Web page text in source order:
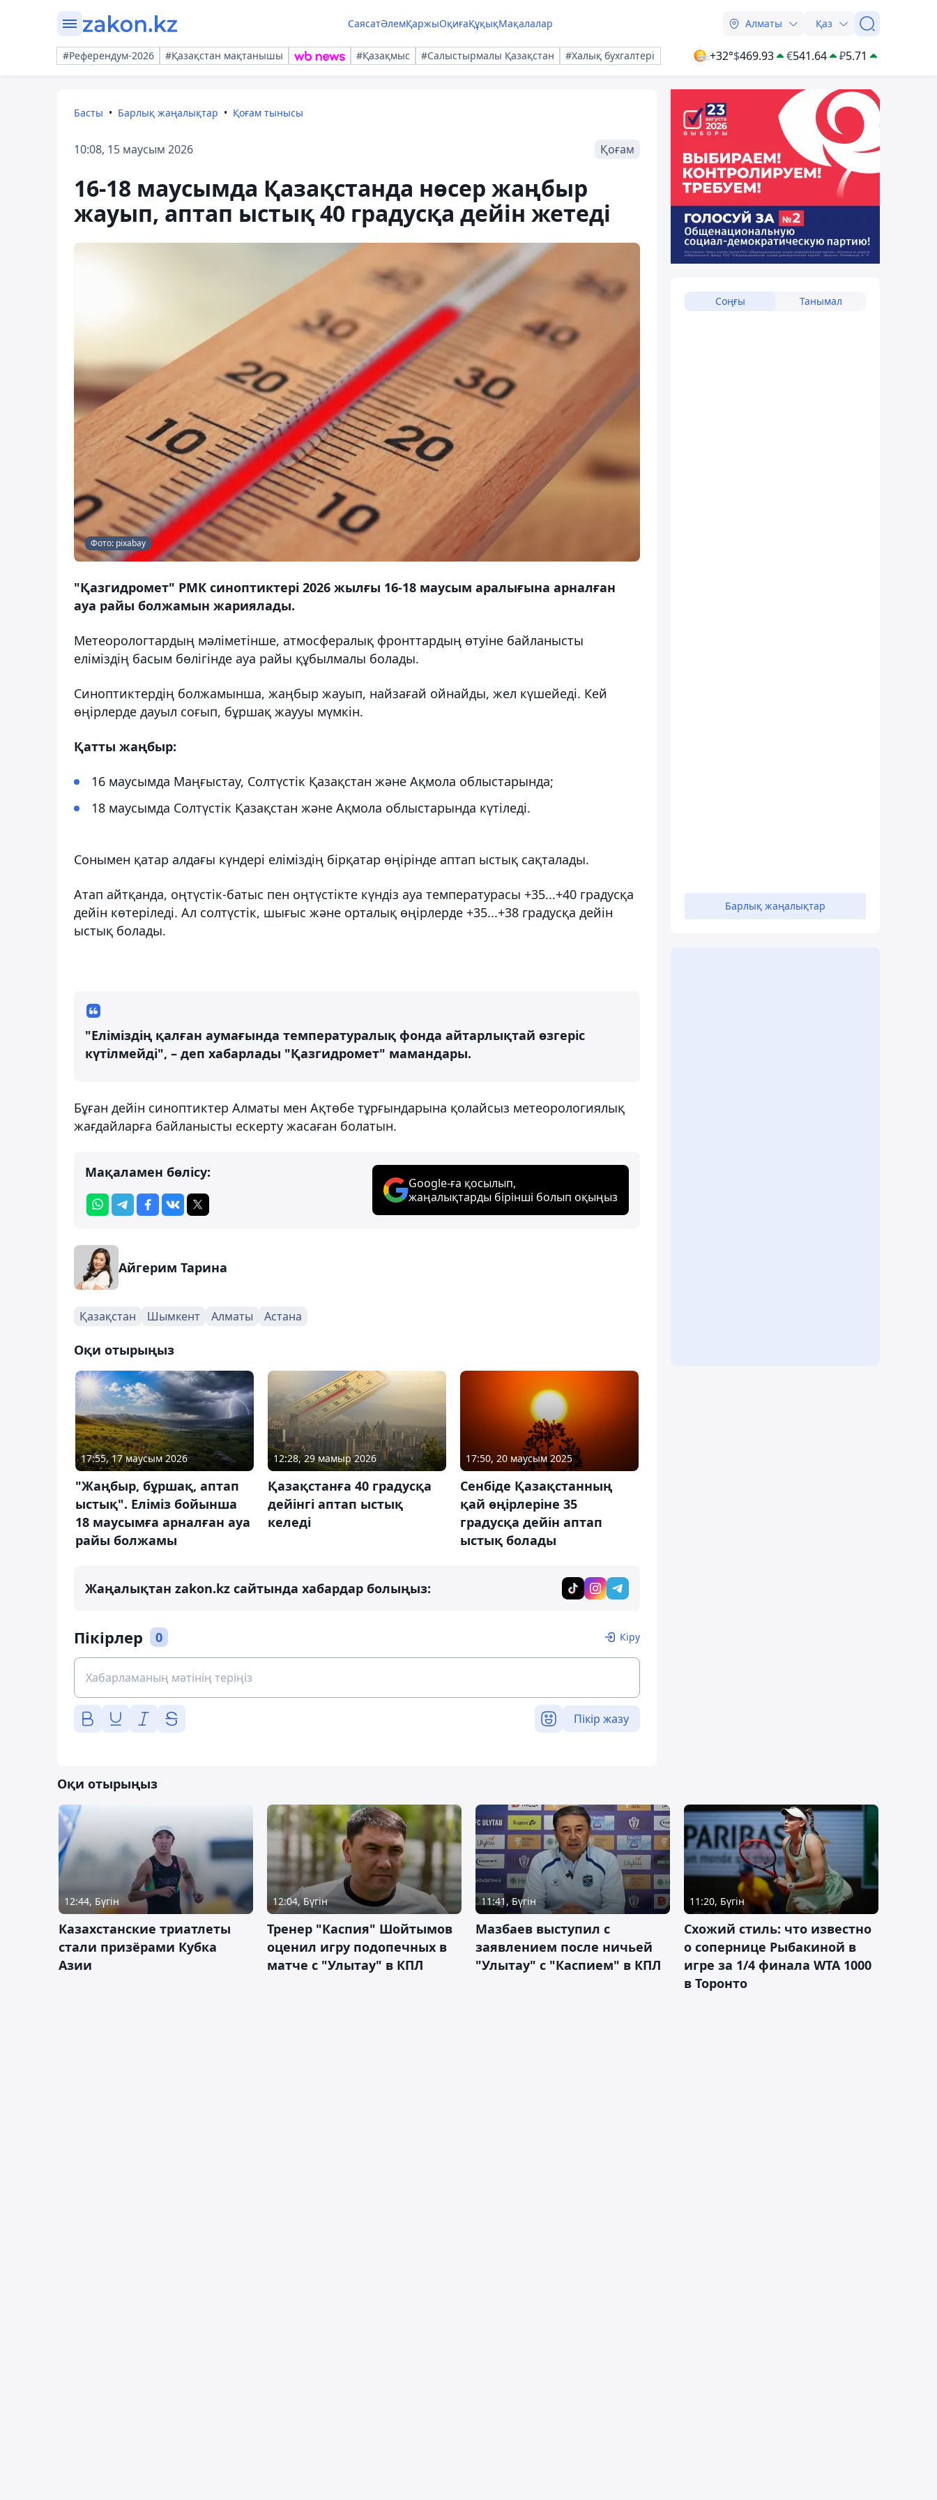
СаясатӘлемҚаржыОқиғаҚұқықМақалалар Алматы Қаз
#Референдум-2026 #Қазақстан мақтанышы #Қазақмыс #Салыстырмалы Қазақстан #Халық бухгалтері +32°$469.93 €541.64 ₽5.71
Басты Барлық жаңалықтар Қоғам тынысы
10:08, 15 маусым 2026 Қоғам
16-18 маусымда Қазақстанда нөсер жаңбыр
жауып, аптап ыстық 40 градусқа дейін жетеді
Фото: pixabay
"Қазгидромет" РМК синоптиктері 2026 жылғы 16-18 маусым аралығына арналған
ауа райы болжамын жариялады.
Метеорологтардың мәліметінше, атмосфералық фронттардың өтуіне байланысты
еліміздің басым бөлігінде ауа райы құбылмалы болады.
Синоптиктердің болжамынша, жаңбыр жауып, найзағай ойнайды, жел күшейеді. Кей
өңірлерде дауыл соғып, бұршақ жаууы мүмкін.
Қатты жаңбыр:
16 маусымда Маңғыстау, Солтүстік Қазақстан және Ақмола облыстарында;
18 маусымда Солтүстік Қазақстан және Ақмола облыстарында күтіледі.
Сонымен қатар алдағы күндері еліміздің бірқатар өңірінде аптап ыстық сақталады.
Атап айтқанда, оңтүстік-батыс пен оңтүстікте күндіз ауа температурасы +35...+40 градусқа
дейін көтеріледі. Ал солтүстік, шығыс және орталық өңірлерде +35...+38 градусқа дейін
ыстық болады.
"Еліміздің қалған аумағында температуралық фонда айтарлықтай өзгеріс
күтілмейді", – деп хабарлады "Қазгидромет" мамандары.
Бұған дейін синоптиктер Алматы мен Ақтөбе тұрғындарына қолайсыз метеорологиялық
жағдайларға байланысты ескерту жасаған болатын.
Мақаламен бөлісу:
Google-ға қосылып,
жаңалықтарды бірінші болып оқыңыз
Айгерим Тарина
Қазақстан Шымкент Алматы Астана
Оқи отырыңыз
17:55, 17 маусым 2026
"Жаңбыр, бұршақ, аптап
ыстық". Еліміз бойынша
18 маусымға арналған ауа
райы болжамы
12:28, 29 мамыр 2026
Қазақстанға 40 градусқа
дейінгі аптап ыстық
келеді
17:50, 20 маусым 2025
Сенбіде Қазақстанның
қай өңірлеріне 35
градусқа дейін аптап
ыстық болады
Жаңалықтан zakon.kz сайтында хабардар болыңыз:
Пікірлер 0 Кіру
Пікір жазу
Соңғы Танымал
Барлық жаңалықтар
Оқи отырыңыз
12:44, Бүгін
Казахстанские триатлеты
стали призёрами Кубка
Азии
12:04, Бүгін
Тренер "Каспия" Шойтымов
оценил игру подопечных в
матче с "Улытау" в КПЛ
11:41, Бүгін
Мазбаев выступил с
заявлением после ничьей
"Улытау" с "Каспием" в КПЛ
11:20, Бүгін
Схожий стиль: что известно
о сопернице Рыбакиной в
игре за 1/4 финала WTA 1000
в Торонто